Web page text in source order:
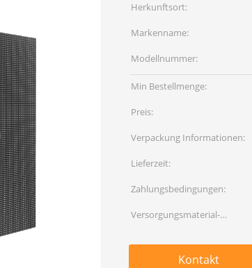
Herkunftsort:
Markenname:
Modellnummer:
Min Bestellmenge:
Preis:
Verpackung Informationen:
Lieferzeit:
Zahlungsbedingungen:
Versorgungsmaterial-
Kontakt